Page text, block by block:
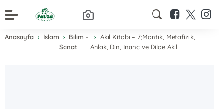
Anasayfa İslam
Bilim -
Sanat
Akıl Kitabı – 7;Mantık, Metafizik,
Ahlak, Din, İnanç ve Dilde Akıl